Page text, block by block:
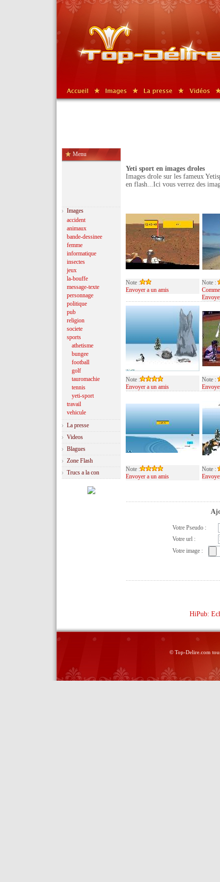
Menu
Images
accident
animaux
bande-dessinee
femme
informatique
insectes
jeux
la-bouffe
message-texte
personnage
politique
pub
religion
societe
sports
athetisme
bungee
football
golf
tauromachie
tennis
yeti-sport
travail
vehicule
La presse
Videos
Blagues
Zone Flash
Trucs a la con
Yeti sport en images droles
Images drole sur les fameux
en flash...Ici vous verrez des
Note :
Envoyer a un amis
Note :
Note :
Envoyer a un amis
Note :
Note :
Envoyer a un amis
Note :
Votre Pseudo :
Votre url :
Votre image :
HiPub:
© Top-Delire.com